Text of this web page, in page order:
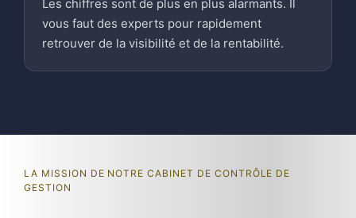
Les chiffres sont de plus en plus alarmants. Il
vous faut des experts pour rapidement
retrouver de la visibilité et de la rentabilité.
LA MISSION DE NOTRE CABINET DE CONTRÔLE DE
GESTION